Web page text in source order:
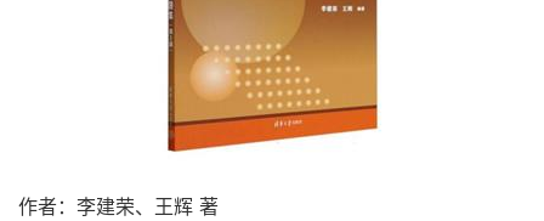
作者：李建荣、王辉 著